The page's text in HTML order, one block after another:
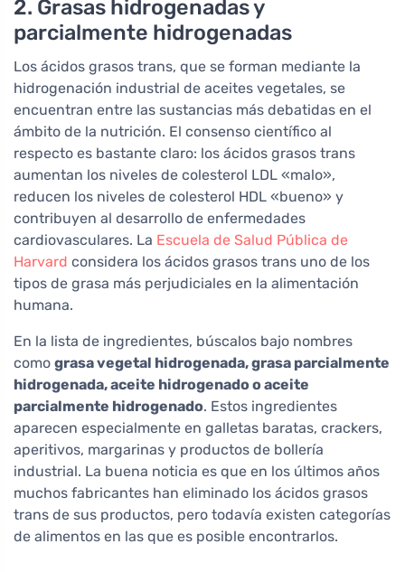
2. Grasas hidrogenadas y
parcialmente hidrogenadas
Los ácidos grasos trans, que se forman mediante la
hidrogenación industrial de aceites vegetales, se
encuentran entre las sustancias más debatidas en el
ámbito de la nutrición. El consenso científico al
respecto es bastante claro: los ácidos grasos trans
aumentan los niveles de colesterol LDL «malo»,
reducen los niveles de colesterol HDL «bueno» y
contribuyen al desarrollo de enfermedades
cardiovasculares. La Escuela de Salud Pública de
Harvard considera los ácidos grasos trans uno de los
tipos de grasa más perjudiciales en la alimentación
humana.
En la lista de ingredientes, búscalos bajo nombres
como grasa vegetal hidrogenada, grasa parcialmente
hidrogenada, aceite hidrogenado o aceite
parcialmente hidrogenado. Estos ingredientes
aparecen especialmente en galletas baratas, crackers,
aperitivos, margarinas y productos de bollería
industrial. La buena noticia es que en los últimos años
muchos fabricantes han eliminado los ácidos grasos
trans de sus productos, pero todavía existen categorías
de alimentos en las que es posible encontrarlos.